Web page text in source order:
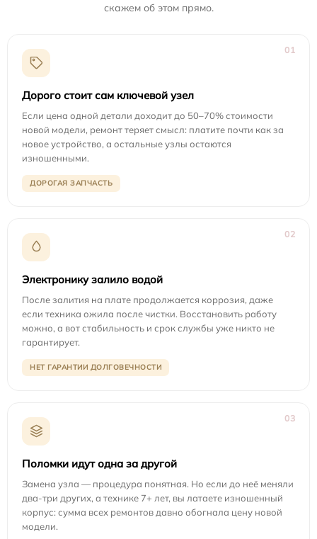
скажем об этом прямо.
01
Дорого стоит сам ключевой узел
Если цена одной детали доходит до 50–70% стоимости
новой модели, ремонт теряет смысл: платите почти как за
новое устройство, а остальные узлы остаются
изношенными.
ДОРОГАЯ ЗАПЧАСТЬ
02
Электронику залило водой
После залития на плате продолжается коррозия, даже
если техника ожила после чистки. Восстановить работу
можно, а вот стабильность и срок службы уже никто не
гарантирует.
НЕТ ГАРАНТИИ ДОЛГОВЕЧНОСТИ
03
Поломки идут одна за другой
Замена узла — процедура понятная. Но если до неё меняли
два-три других, а технике 7+ лет, вы латаете изношенный
корпус: сумма всех ремонтов давно обогнала цену новой
модели.